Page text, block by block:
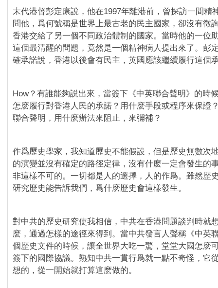
末代港督彭定康說，他在1997年離港前，曾探訪一間精
問他，爲何號稱是世界上最古老的民主國家，卻沒有徵
香港交給了另一個不同政治體制的國家。當時他的一位
這個最清醒的問題，竟然是一個精神病人提出來了。彭
確承諾說，香港以後會有民主，英國應該繼續履行這個
How？有誰能夠説出來，當簽下《中英聯合聲明》的時
怎麽履行對香港人民的承諾？用什麽手段或程序來保證
聯合聲明，用什麽辦法來阻止，來彌補？
作爲歷史學家，我知道歷史不能假設，但是歷史無數次
的演變並沒有確定的路徑定律，沒有什麽一定會發生的
非這樣不可的。一切都是人的選擇，人的作爲。雖然歷
研究歷史能告訴我們，爲什麽歷史會這樣發生。
對中共的歷史研究使我相信，中共在香港問題談判時就
麽，通過怎樣的途徑來得到。當中共發言人聲稱《中英
個歷史文件的時候，讓全世界大吃一驚，堂堂大國怎麽
簽下的國際協議。熟知中共一貫行爲就一點不奇怪，它
想的，從一開始就打算這麽做的。